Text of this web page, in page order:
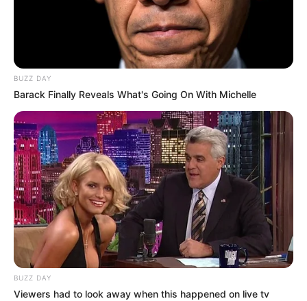
BUZZ DAY
Barack Finally Reveals What's Going On With Michelle
BUZZ DAY
Viewers had to look away when this happened on live tv